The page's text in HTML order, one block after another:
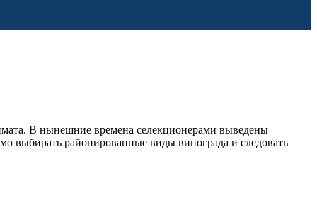
В нынешние времена селекционерами выведены
выбирать районированные виды винограда и следовать